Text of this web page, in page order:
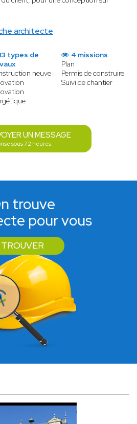
architecte
types de
neuve
4 missions
Plan
Permis de construire
Suivi de chantier
UN MESSAGE
sous 72 heures
trouve
pour vous
TROUVER